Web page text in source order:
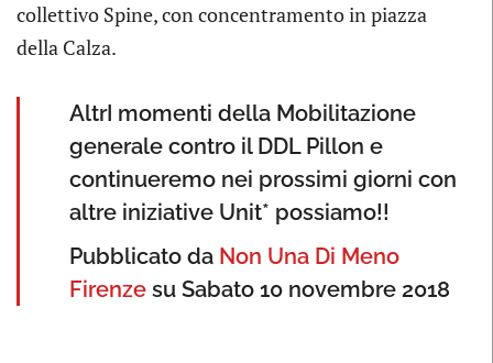
collettivo Spine, con concentramento in piazza
della Calza.
AltrI momenti della Mobilitazione
generale contro il DDL Pillon e
continueremo nei prossimi giorni con
altre iniziative Unit* possiamo!!
Pubblicato da Non Una Di Meno
Firenze su Sabato 10 novembre 2018